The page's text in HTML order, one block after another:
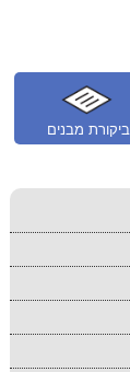
ביקורת מבנים